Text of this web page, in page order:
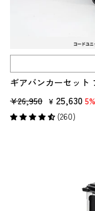
ギアバンカーセット
販
売
¥26,950 セ
ー
¥ 25,630
(260)